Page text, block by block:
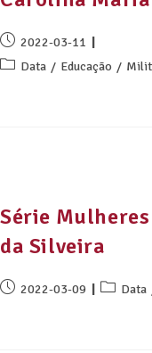
2022-03-11
Data / Educação /
Série
da Silveira
2022-03-09 Data